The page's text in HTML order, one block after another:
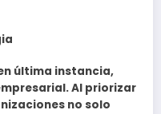
última instancia,
Al priorizar
no solo